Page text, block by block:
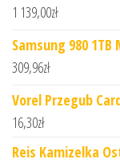
1 139,00zł
Samsung 980 1TB
309,96zł
Vorel Przegub
16,30zł
Reis Kamizelka